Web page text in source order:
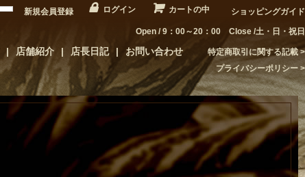
新規会員登録 ログイン カートの中 ショッピングガイド
Open / 9：00～20：00 Close /土・日・祝日
店舗紹介 店長日記 お問い合わせ
特定商取引に関する記載
プライバシーポリシー